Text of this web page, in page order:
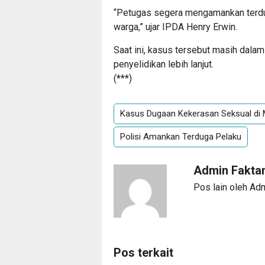
“Petugas segera mengamankan
warga,” ujar IPDA Henry Erwin.
Saat ini, kasus tersebut masih
penyelidikan lebih lanjut.
(***)
Kasus Dugaan Kekerasan Seksual di
Polisi Amankan Terduga Pelaku
Admin
Pos lain oleh
Pos terkait